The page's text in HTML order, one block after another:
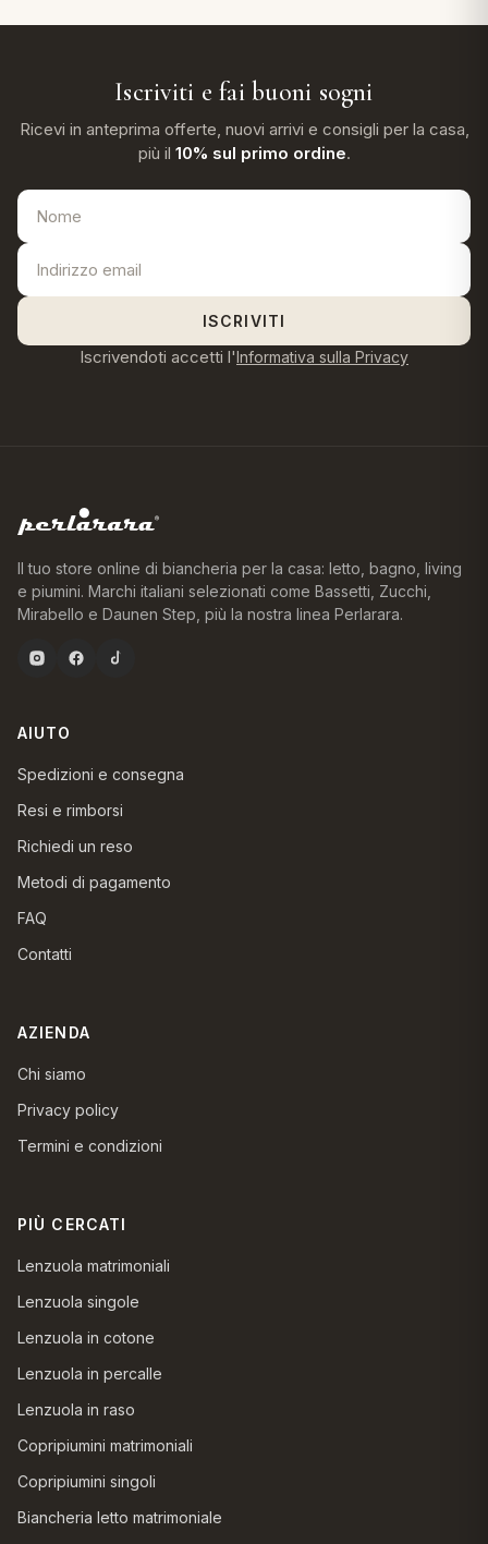
Iscriviti e fai buoni sogni
Ricevi in anteprima offerte, nuovi arrivi e consigli per la casa,
più il 10% sul primo ordine.
ISCRIVITI
Iscrivendoti accetti l'Informativa sulla Privacy
Il tuo store online di biancheria per la casa: letto, bagno, living
e piumini. Marchi italiani selezionati come Bassetti, Zucchi,
Mirabello e Daunen Step, più la nostra linea Perlarara.
AIUTO
Spedizioni e consegna
Resi e rimborsi
Richiedi un reso
Metodi di pagamento
FAQ
Contatti
AZIENDA
Chi siamo
Privacy policy
Termini e condizioni
PIÙ CERCATI
Lenzuola matrimoniali
Lenzuola singole
Lenzuola in cotone
Lenzuola in percalle
Lenzuola in raso
Copripiumini matrimoniali
Copripiumini singoli
Biancheria letto matrimoniale